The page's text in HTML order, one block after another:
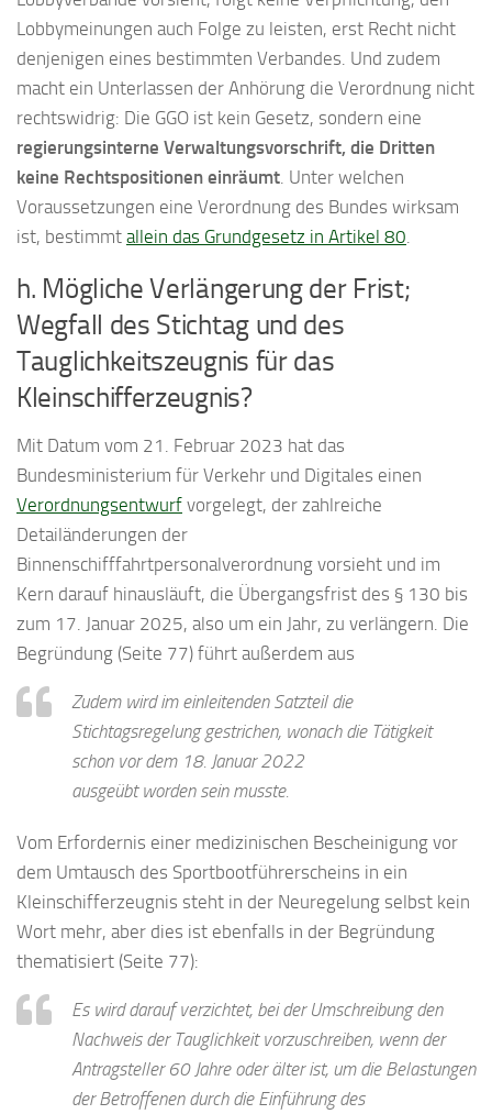
Lobbymeinungen auch Folge zu leisten, erst Recht nicht
denjenigen eines bestimmten Verbandes. Und zudem
macht ein Unterlassen der Anhörung die Verordnung nicht
rechtswidrig: Die GGO ist kein Gesetz, sondern eine
regierungsinterne Verwaltungsvorschrift, die Dritten
keine Rechtspositionen einräumt. Unter welchen
Voraussetzungen eine Verordnung des Bundes wirksam
ist, bestimmt allein das Grundgesetz in Artikel 80.
h. Mögliche Verlängerung der Frist;
Wegfall des Stichtag und des
Tauglichkeitszeugnis für das
Kleinschifferzeugnis?
Mit Datum vom 21. Februar 2023 hat das
Bundesministerium für Verkehr und Digitales einen
Verordnungsentwurf vorgelegt, der zahlreiche
Detailänderungen der
Binnenschifffahrtpersonalverordnung vorsieht und im
Kern darauf hinausläuft, die Übergangsfrist des § 130 bis
zum 17. Januar 2025, also um ein Jahr, zu verlängern. Die
Begründung (Seite 77) führt außerdem aus
Zudem wird im einleitenden Satzteil die
Stichtagsregelung gestrichen, wonach die Tätigkeit
schon vor dem 18. Januar 2022
ausgeübt worden sein musste.
Vom Erfordernis einer medizinischen Bescheinigung vor
dem Umtausch des Sportbootführerscheins in ein
Kleinschifferzeugnis steht in der Neuregelung selbst kein
Wort mehr, aber dies ist ebenfalls in der Begründung
thematisiert (Seite 77):
Es wird darauf verzichtet, bei der Umschreibung den
Nachweis der Tauglichkeit vorzuschreiben, wenn der
Antragsteller 60 Jahre oder älter ist, um die Belastungen
der Betroffenen durch die Einführung des